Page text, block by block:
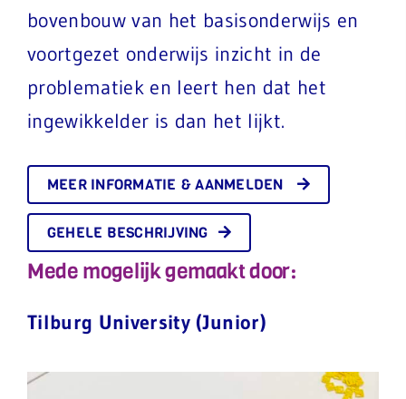
bovenbouw van het basisonderwijs en
voortgezet onderwijs inzicht in de
problematiek en leert hen dat het
ingewikkelder is dan het lijkt.
MEER INFORMATIE & AANMELDEN
GEHELE BESCHRIJVING
Mede mogelijk gemaakt door:
Tilburg University (Junior)